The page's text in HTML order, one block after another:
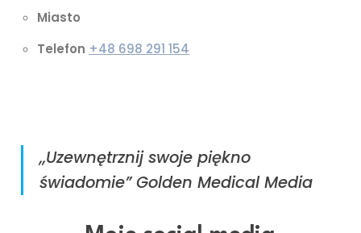
Miasto
Telefon +48 698 291 154
,,Uzewnętrznij swoje piękno
świadomie” Golden Medical Media